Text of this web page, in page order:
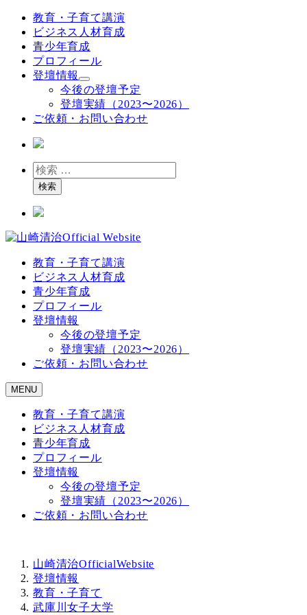
教育・子育て講演
ビジネス人材育成
青少年育成
プロフィール
登壇情報
今後の登壇予定
登壇実績（2023〜2026）
ご依頼・お問い合わせ
検
索検索
教育・子育て講演
ビジネス人材育成
青少年育成
プロフィール
登壇情報
今後の登壇予定
登壇実績（2023〜2026）
ご依頼・お問い合わせ
MENU
教育・子育て講演
ビジネス人材育成
青少年育成
プロフィール
登壇情報
今後の登壇予定
登壇実績（2023〜2026）
ご依頼・お問い合わせ
山崎清治OfficialWebsite
登壇情報
教育・子育て
武庫川女子大学